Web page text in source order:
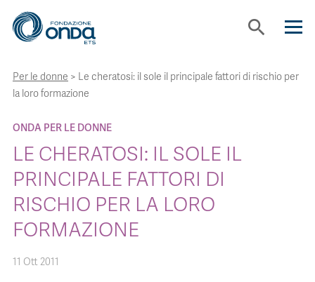
search
CHI SIAMO
CON CHI LAVORIAMO
STRUMENTI
BOLLINI
Per le donne > Le cheratosi: il sole il principale fattori di rischio per
la loro formazione
ONDA PER LE DONNE
LE CHERATOSI: IL SOLE IL
PRINCIPALE FATTORI DI
RISCHIO PER LA LORO
FORMAZIONE
11 Ott 2011